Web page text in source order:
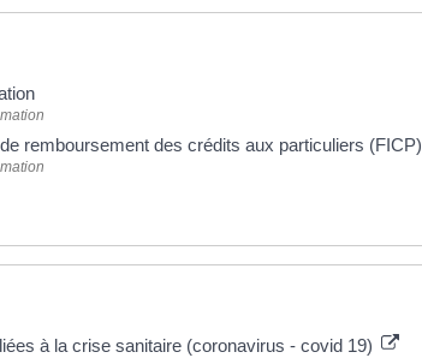
remboursement des crédits aux particuliers (FICP)
à la crise sanitaire (coronavirus - covid 19)